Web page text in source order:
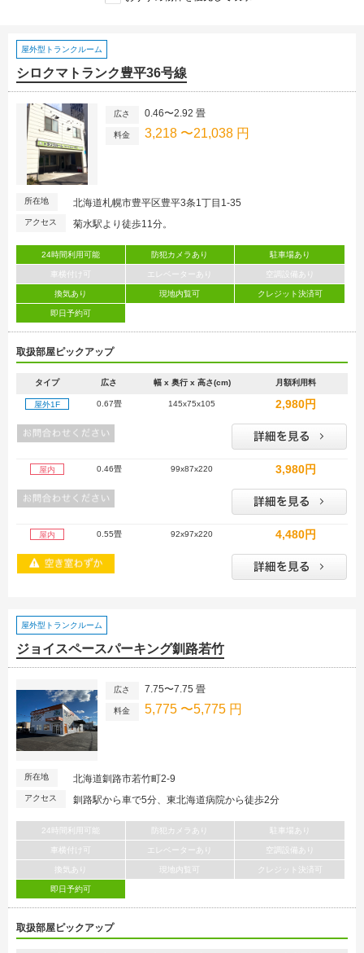
屋外型トランクルーム
シロクマトランク豊平36号線
広さ 0.46〜2.92 畳
料金 3,218 〜21,038 円
所在地 北海道札幌市豊平区豊平3条1丁目1-35
アクセス 菊水駅より徒歩11分。
24時間利用可能 防犯カメラあり 駐車場あり
車横付け可 エレベーターあり 空調設備あり
換気あり 現地内覧可 クレジット決済可
即日予約可
取扱部屋ピックアップ
タイプ 広さ 幅 x 奥行 x 高さ(cm) 月額利用料
屋外1F 0.67畳 145x75x105 2,980円
屋内 0.46畳 99x87x220 3,980円
屋内 0.55畳 92x97x220 4,480円
屋外型トランクルーム
ジョイスペースパーキング釧路若竹
広さ 7.75〜7.75 畳
料金 5,775 〜5,775 円
所在地 北海道釧路市若竹町2-9
アクセス 釧路駅から車で5分、東北海道病院から徒歩2分
24時間利用可能 防犯カメラあり 駐車場あり
車横付け可 エレベーターあり 空調設備あり
換気あり 現地内覧可 クレジット決済可
即日予約可
取扱部屋ピックアップ